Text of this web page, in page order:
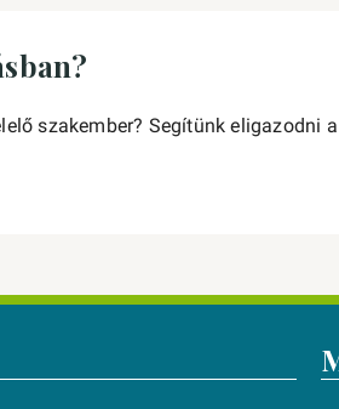
szakember? Segítünk eligazodni